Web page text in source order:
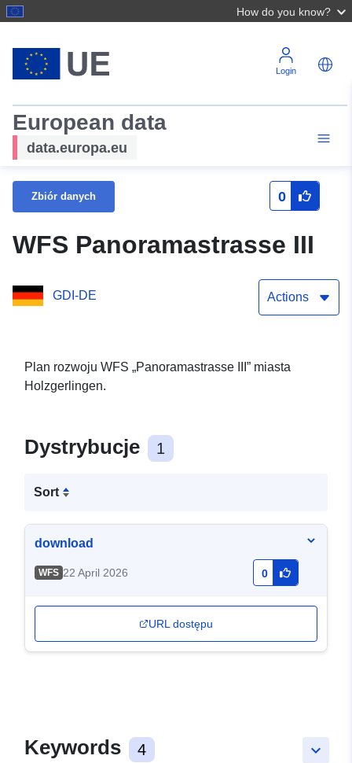
How do you know?
Login
European data
data.europa.eu
Zbiór danych 0
WFS Panoramastrasse III
GDI-DE Actions
Plan rozwoju WFS „Panoramastrasse III” miasta
Holzgerlingen.
Dystrybucje 1
Sort
download
WFS 22 April 2026 0
URL dostępu
keyboard_arrow_down
Keywords 4